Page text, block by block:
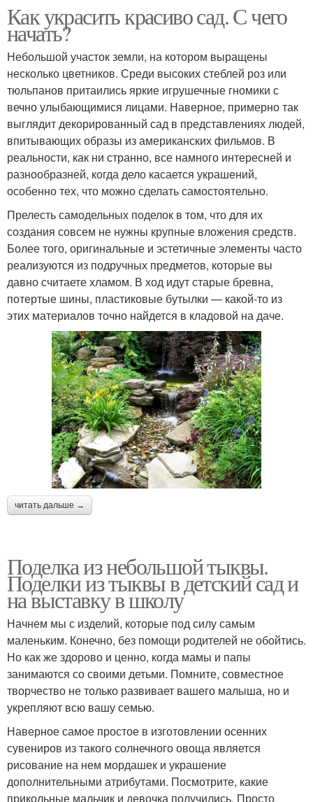
Как украсить красиво сад. С чего
начать?
Небольшой участок земли, на котором выращены
несколько цветников. Среди высоких стеблей роз или
тюльпанов притаились яркие игрушечные гномики с
вечно улыбающимися лицами. Наверное, примерно так
выглядит декорированный сад в представлениях людей,
впитывающих образы из американских фильмов. В
реальности, как ни странно, все намного интересней и
разнообразней, когда дело касается украшений,
особенно тех, что можно сделать самостоятельно.
Прелесть самодельных поделок в том, что для их
создания совсем не нужны крупные вложения средств.
Более того, оригинальные и эстетичные элементы часто
реализуются из подручных предметов, которые вы
давно считаете хламом. В ход идут старые бревна,
потертые шины, пластиковые бутылки — какой-то из
этих материалов точно найдется в кладовой на даче.
читать дальше →
Поделка из небольшой тыквы.
Поделки из тыквы в детский сад и
на выставку в школу
Начнем мы с изделий, которые под силу самым
маленьким. Конечно, без помощи родителей не обойтись.
Но как же здорово и ценно, когда мамы и папы
занимаются со своими детьми. Помните, совместное
творчество не только развивает вашего малыша, но и
укрепляют всю вашу семью.
Наверное самое простое в изготовлении осенних
сувениров из такого солнечного овоща является
рисование на нем мордашек и украшение
дополнительными атрибутами. Посмотрите, какие
прикольные мальчик и девочка получились. Просто